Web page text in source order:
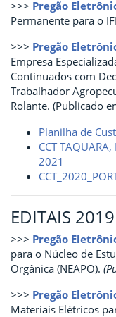
>>> Pregão
Permanente para o
>>> Pregão
Empresa
Continuados com
Trabalhador
Rolante. (Publicado
Planilha de
CCT
2021
EDITAIS 2019
>>> Pregão
para o Núcleo de
Orgânica (NEAPO).
>>> Pregão
Materiais Elétricos